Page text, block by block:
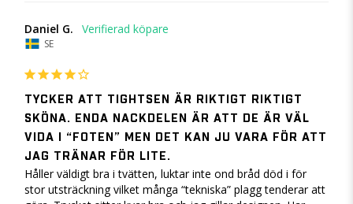
Daniel G.
SE
TYCKER ATT TIGHTSEN ÄR RIKTIGT RIKTIGT
SKÖNA. ENDA NACKDELEN ÄR ATT DE ÄR VÄL
VIDA I “FOTEN” MEN DET KAN JU VARA FÖR ATT
JAG TRÄNAR FÖR LITE.
Håller väldigt bra i tvätten, luktar inte ond bråd död i för
stor utsträckning vilket många “tekniska” plagg tenderar att